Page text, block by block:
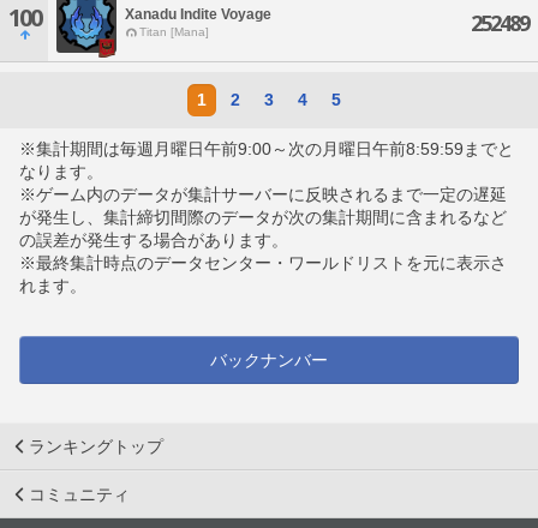
100 Xanadu Indite Voyage
Titan [Mana] 252489
1 2 3 4 5
※集計期間は毎週月曜日午前9:00～次の月曜日午前8:59:59までと
なります。
※ゲーム内のデータが集計サーバーに反映されるまで一定の遅延
が発生し、集計締切間際のデータが次の集計期間に含まれるなど
の誤差が発生する場合があります。
※最終集計時点のデータセンター・ワールドリストを元に表示さ
れます。
バックナンバー
ランキングトップ
コミュニティ